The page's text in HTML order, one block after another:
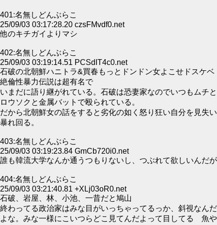
401:名無しどんぶらこ
25/09/03 03:17:28.20 czsFMvdf0.net
他のキチガイよりマシ
402:名無しどんぶらこ
25/09/03 03:19:14.51 PCSdIT4c0.net
石破の北朝鮮ハニトラ&買春もっとドンドン女よこせドスケベ
絶倫性暴力伝説は超有名で
いまだに語り継がれている。石破は恐妻家なのでいつもムチと
ロウソクと金属バットで殴られている。
だから北朝鮮女の話をすると劣化の如く怒り狂い自分を見失い
暴れ回る。
403:名無しどんぶらこ
25/09/03 03:19:23.84 GmCb720i0.net
誰も韓流大学なんか通うつもりないし、つぶれて欲しいんだが
404:名無しどんぶらこ
25/09/03 03:21:40.81 +XLj03oR0.net
石破、岩屋、林、小池、一昔だと鳩山
終わってる政治家はみな目がいっちゃってるっか、斜視なんだ
よな。みな一様にこいつらどこ見てんだよって目してる 魚や